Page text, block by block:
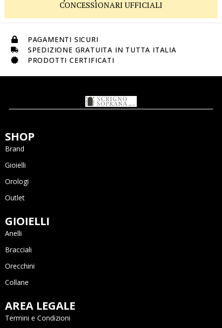
CONCESSIONARI UFFICIALI
PAGAMENTI SICURI
SPEDIZIONE GRATUITA IN TUTTA ITALIA
PRODOTTI CERTIFICATI
SHOP
Brand
Gioielli
Orologi
Outlet
GIOIELLI
Anelli
Bracciali
Orecchini
Collane
AREA LEGALE
Termini e Condizioni